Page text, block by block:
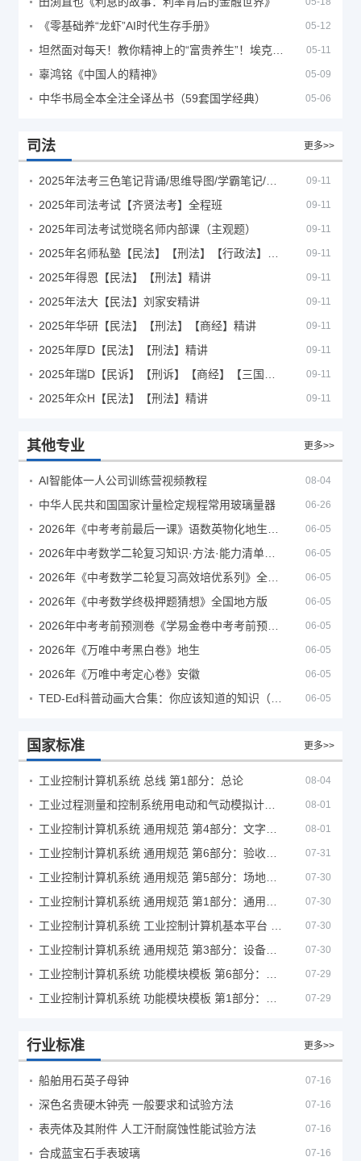
《零基础养“龙虾”AI时代生存手册》 05-12
05-11
辜鸿铭《中国人的精神》 05-09
中华书局全本全注全译丛书（59套国学经典） 05-06
司法 更多>>
09-11
2025年司法考试【齐贤法考】全程班 09-11
2025年司法考试觉晓名师内部课（主观题） 09-11
09-11
2025年得恩【民法】【刑法】精讲 09-11
2025年法大【民法】刘家安精讲 09-11
2025年华研【民法】【刑法】【商经】精讲 09-11
2025年厚D【民法】【刑法】精讲 09-11
09-11
2025年众H【民法】【刑法】精讲 09-11
其他专业 更多>>
AI智能体一人公司训练营视频教程 08-04
中华人民共和国国家计量检定规程常用玻璃量器 06-26
06-05
06-05
06-05
2026年《中考数学终极押题猜想》全国地方版 06-05
06-05
2026年《万唯中考黑白卷》地生 06-05
2026年《万唯中考定心卷》安徽 06-05
06-05
国家标准 更多>>
工业控制计算机系统 总线 第1部分：总论 08-04
08-01
08-01
07-31
07-30
07-30
07-30
07-30
07-29
07-29
行业标准 更多>>
船舶用石英子母钟 07-16
深色名贵硬木钟壳 一般要求和试验方法 07-16
表壳体及其附件 人工汗耐腐蚀性能试验方法 07-16
合成蓝宝石手表玻璃 07-16